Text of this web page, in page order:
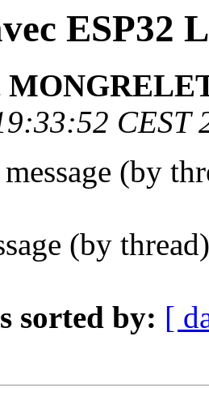
ESP32
CEST
(by
(by
sorted by: [